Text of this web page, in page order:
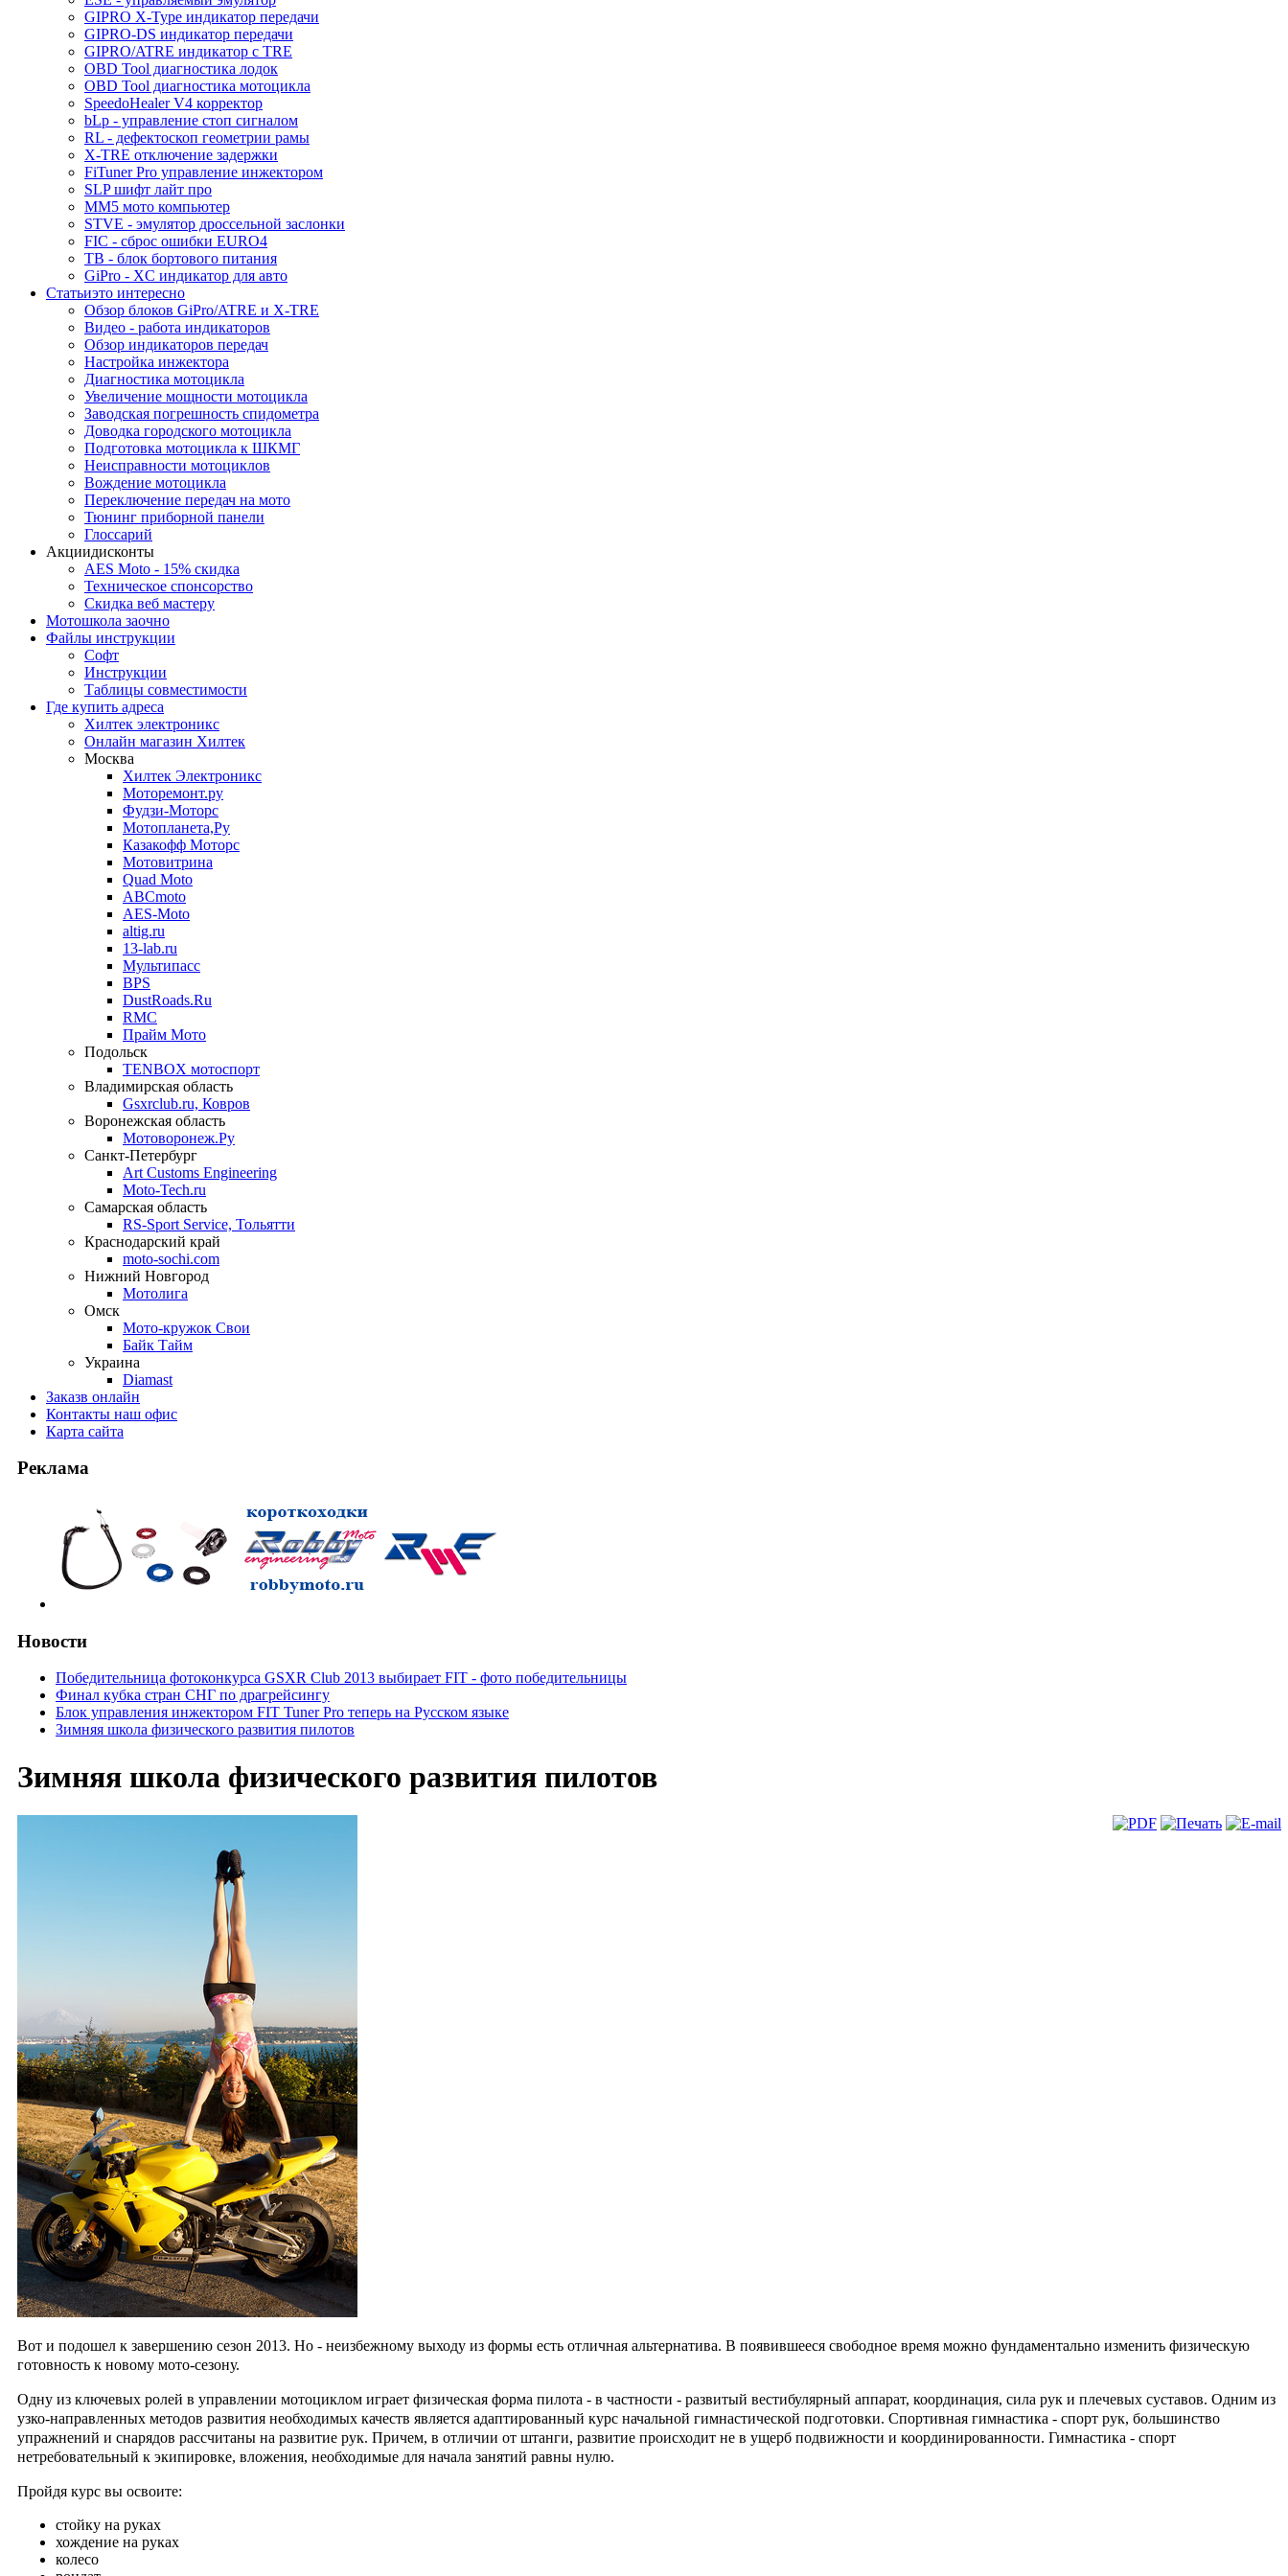
GIPRO X-Type индикатор передачи
GIPRO-DS индикатор передачи
GIPRO/ATRE индикатор с TRE
OBD Tool диагностика лодок
OBD Tool диагностика мотоцикла
SpeedoHealer V4 корректор
bLp - управление стоп сигналом
RL - дефектоскоп геометрии рамы
X-TRE отключение задержки
FiTuner Pro управление инжектором
SLP шифт лайт про
MM5 мото компьютер
STVE - эмулятор дроссельной заслонки
FIC - сброс ошибки EURO4
TB - блок бортового питания
GiPro - XC индикатор для авто
Статьиэто интересно
Обзор блоков GiPro/ATRE и X-TRE
Видео - работа индикаторов
Обзор индикаторов передач
Настройка инжектора
Диагноcтика мотоцикла
Увеличение мощности мотоцикла
Заводская погрешность спидометра
Доводка городского мотоцикла
Подготовка мотоцикла к ШКМГ
Неисправности мотоциклов
Вождение мотоцикла
Переключение передач на мото
Тюнинг приборной панели
Глоссарий
Акциидисконты
AES Moto - 15% скидка
Техническое спонсорство
Скидка веб мастеру
Мотошкола заочно
Файлы инструкции
Софт
Инструкции
Таблицы совместимости
Где купить адреса
Хилтек электроникс
Онлайн магазин Хилтек
Москва
Хилтек Электроникс
Моторемонт.ру
Фудзи-Моторс
Мотопланета,Ру
Казакофф Моторс
Мотовитрина
Quad Moto
ABCmoto
AES-Moto
altig.ru
13-lab.ru
Мультипасс
BPS
DustRoads.Ru
RMC
Прайм Мото
Подольск
TENBOX мотоспорт
Владимирская область
Gsxrclub.ru, Ковров
Воронежская область
Мотоворонеж.Ру
Санкт-Петербург
Art Customs Engineering
Moto-Tech.ru
Самарская область
RS-Sport Service, Тольятти
Краснодарский край
moto-sochi.com
Нижний Новгород
Мотолига
Омск
Мото-кружок Свои
Байк Тайм
Украина
Diamast
Заказв онлайн
Контакты наш офис
Карта сайта
Реклама
Новости
Победительница фотоконкурса GSXR Club 2013 выбирает FIT - фото победительницы
Финал кубка стран СНГ по драгрейсингу
Блок управления инжектором FIT Tuner Pro теперь на Русском языке
Зимняя школа физического развития пилотов
Зимняя школа физического развития пилотов
Вот и подошел к завершению сезон 2013. Но - неизбежному выходу из формы есть отличная альтернатива. В появившееся свободное время можно фундаментально изменить физическую
готовность к новому мото-сезону.
Одну из ключевых ролей в управлении мотоциклом играет физическая форма пилота - в частности - развитый вестибулярный аппарат, координация, сила рук и плечевых суставов. Одним из
узко-направленных методов развития необходимых качеств является адаптированный курс начальной гимнастической подготовки. Спортивная гимнастика - спорт рук, большинство
упражнений и снарядов рассчитаны на развитие рук. Причем, в отличии от штанги, развитие происходит не в ущерб подвижности и координированности. Гимнастика - спорт
нетребовательный к экипировке, вложения, необходимые для начала занятий равны нулю.
Пройдя курс вы освоите:
стойку на руках
хождение на руках
колесо